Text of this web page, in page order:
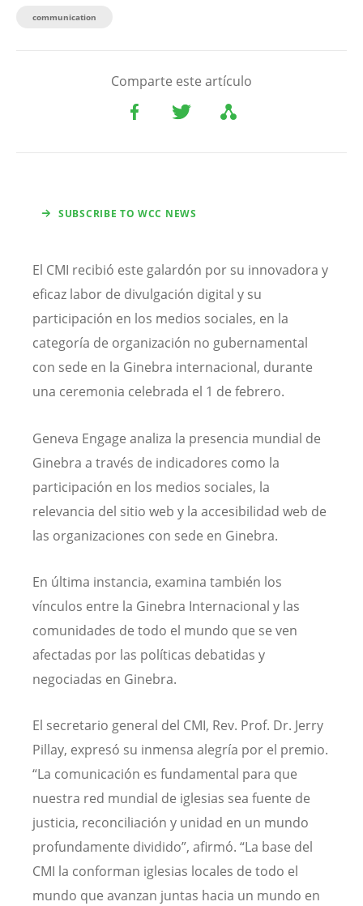
communication
Comparte este artículo
SUBSCRIBE TO WCC NEWS
El CMI recibió este galardón por su innovadora y
eficaz labor de divulgación digital y su
participación en los medios sociales, en la
categoría de organización no gubernamental
con sede en la Ginebra internacional, durante
una ceremonia celebrada el 1 de febrero.
Geneva Engage analiza la presencia mundial de
Ginebra a través de indicadores como la
participación en los medios sociales, la
relevancia del sitio web y la accesibilidad web de
las organizaciones con sede en Ginebra.
En última instancia, examina también los
vínculos entre la Ginebra Internacional y las
comunidades de todo el mundo que se ven
afectadas por las políticas debatidas y
negociadas en Ginebra.
El secretario general del CMI, Rev. Prof. Dr. Jerry
Pillay, expresó su inmensa alegría por el premio.
“La comunicación es fundamental para que
nuestra red mundial de iglesias sea fuente de
justicia, reconciliación y unidad en un mundo
profundamente dividido”, afirmó. “La base del
CMI la conforman iglesias locales de todo el
mundo que avanzan juntas hacia un mundo en